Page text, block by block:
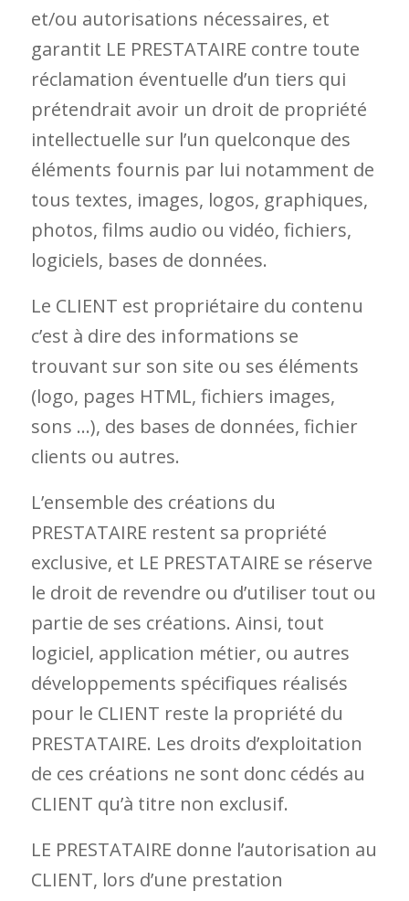
et/ou autorisations nécessaires, et
garantit LE PRESTATAIRE contre toute
réclamation éventuelle d’un tiers qui
prétendrait avoir un droit de propriété
intellectuelle sur l’un quelconque des
éléments fournis par lui notamment de
tous textes, images, logos, graphiques,
photos, films audio ou vidéo, fichiers,
logiciels, bases de données.
Le CLIENT est propriétaire du contenu
c’est à dire des informations se
trouvant sur son site ou ses éléments
(logo, pages HTML, fichiers images,
sons …), des bases de données, fichier
clients ou autres.
L’ensemble des créations du
PRESTATAIRE restent sa propriété
exclusive, et LE PRESTATAIRE se réserve
le droit de revendre ou d’utiliser tout ou
partie de ses créations. Ainsi, tout
logiciel, application métier, ou autres
développements spécifiques réalisés
pour le CLIENT reste la propriété du
PRESTATAIRE. Les droits d’exploitation
de ces créations ne sont donc cédés au
CLIENT qu’à titre non exclusif.
LE PRESTATAIRE donne l’autorisation au
CLIENT, lors d’une prestation